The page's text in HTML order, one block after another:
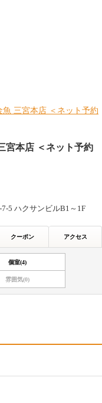
魚 三宮本店 ＜ネット予約
宮本店 ＜ネット予約
5 ハクサンビルB1～1F
クーポン アクセス
個室(4)
雰囲気(0)